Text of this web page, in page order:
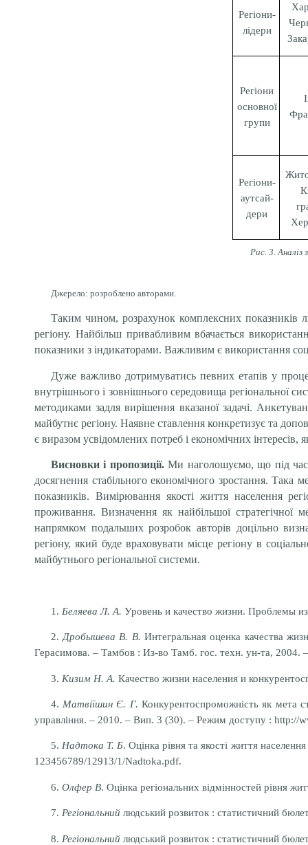
Регіони-
лідери
Регіони
основної
групи
Регіони-
аутсай-
дери
Рис. 3. Аналіз
Джерело: розроблено авторами.
Таким чином, розрахунок комплексних показників
регіону. Найбільш привабливим вбачається
показники з індикаторами. Важливим є використання
Дуже важливо дотримуватись певних етапів у
внутрішнього і зовнішнього середовища регіональної
методиками задля вирішення вказаної задачі.
майбутнє регіону. Наявне ставлення конкретизує та
є виразом усвідомлених потреб і економічних інтересів,
Висновки і пропозиції.Ми наголошуємо, що під час
досягнення стабільного економічного зростання.
показників. Вимірювання якості життя населення
проживання. Визначення як найбільшої стратегічної
напрямком подальших розробок авторів доцільно
регіону, який буде враховувати місце регіону в
майбутнього регіональної системи.
1. Беляева Л. А. Уровень и качество жизни. Проблемы
2.Дробышева В. В. Интегральная оценка качества
Герасимова. – Тамбов : Из-во Тамб. гос. техн. ун-та, 2004.
3. Кизим Н. А. Качество жизни населения и
4. Матвіїшин Є. Г. Конкурентоспроможність як мета
управління. – 2010. – Вип. 3 (30). – Режим доступу :
5. Надтока Т. Б. Оцінка рівня та якості життя
123456789/12913/1/Nadtoka.pdf.
6. Олфер В. Оцінка регіональних відмінностей рівня
7. Регіональний людський розвиток : статистичний
8. Регіональний людський розвиток : статистичний